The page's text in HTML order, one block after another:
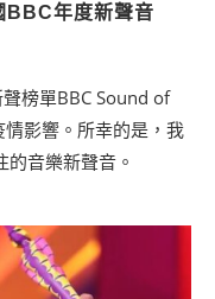
年度新聲音
榜單BBC Sound of
影響。所幸的是，我
音樂新聲音。